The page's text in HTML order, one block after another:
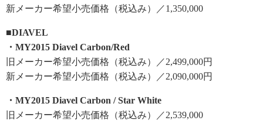
新メーカー希望小売価格（税込み）／1,350,000
■DIAVEL
・MY2015 Diavel Carbon/Red
旧メーカー希望小売価格（税込み）／2,499,000円
新メーカー希望小売価格（税込み）／2,090,000円
・MY2015 Diavel Carbon / Star White
旧メーカー希望小売価格（税込み）／2,539,000